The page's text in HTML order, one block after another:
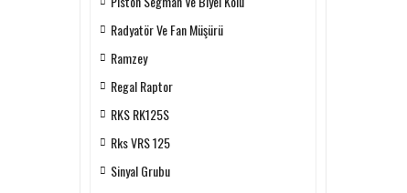
Radyatör Ve Fan Müşürü
Ramzey
Regal Raptor
RKS RK125S
Rks VRS 125
Sinyal Grubu